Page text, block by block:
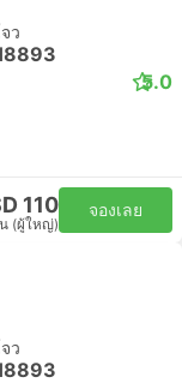
ว
5.0
110
(ผู้ใหญ่)
จองเลย
ว